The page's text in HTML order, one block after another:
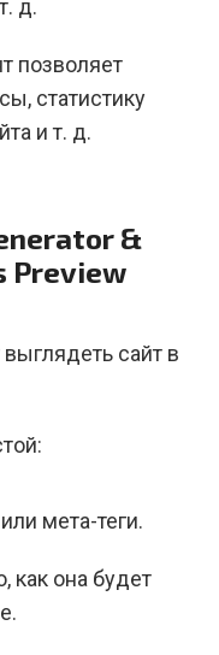
д.
позволяет
статистику
и т. д.
&
Preview
сайт в
мета-теги.
как она будет